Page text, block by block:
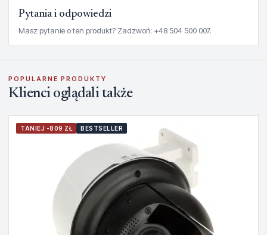
Pytania i odpowiedzi
Masz pytanie o ten produkt? Zadzwoń: +48 504 500 007.
POPULARNE PRODUKTY
Klienci oglądali także
TANIEJ -809 ZŁ BESTSELLER